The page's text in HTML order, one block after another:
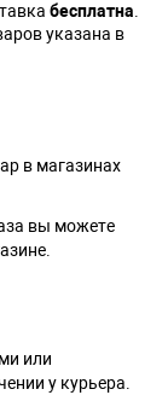
бесплатна.
указана в
в магазинах
вы можете
или
у курьера.